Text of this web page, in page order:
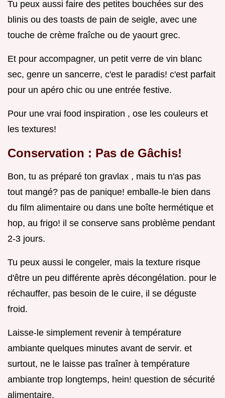
Tu peux aussi faire des petites bouchées sur des
blinis ou des toasts de pain de seigle, avec une
touche de crème fraîche ou de yaourt grec.
Et pour accompagner, un petit verre de vin blanc
sec, genre un sancerre, c'est le paradis! c'est parfait
pour un apéro chic ou une entrée festive.
Pour une vrai food inspiration , ose les couleurs et
les textures!
Conservation : Pas de Gâchis!
Bon, tu as préparé ton gravlax , mais tu n'as pas
tout mangé? pas de panique! emballe-le bien dans
du film alimentaire ou dans une boîte hermétique et
hop, au frigo! il se conserve sans problème pendant
2-3 jours.
Tu peux aussi le congeler, mais la texture risque
d'être un peu différente après décongélation. pour le
réchauffer, pas besoin de le cuire, il se déguste
froid.
Laisse-le simplement revenir à température
ambiante quelques minutes avant de servir. et
surtout, ne le laisse pas traîner à température
ambiante trop longtemps, hein! question de sécurité
alimentaire.